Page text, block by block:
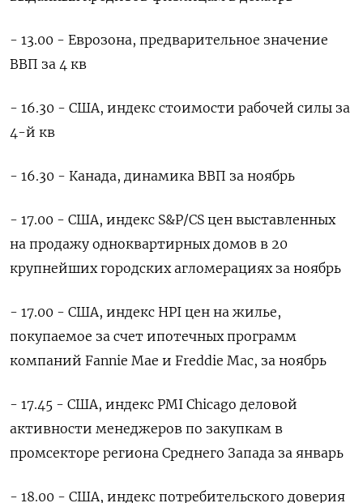
- 13.00 - Еврозона, предварительное значение
ВВП за 4 кв
- 16.30 - США, индекс стоимости рабочей силы за
4-й кв
- 16.30 - Канада, динамика ВВП за ноябрь
- 17.00 - США, индекс S&P/CS цен выставленных
на продажу одноквартирных домов в 20
крупнейших городских агломерациях за ноябрь
- 17.00 - США, индекс HPI цен на жилье,
покупаемое за счет ипотечных программ
компаний Fannie Mae и Freddie Mac, за ноябрь
- 17.45 - США, индекс PMI Chicago деловой
активности менеджеров по закупкам в
промсекторе региона Среднего Запада за январь
- 18.00 - США, индекс потребительского доверия